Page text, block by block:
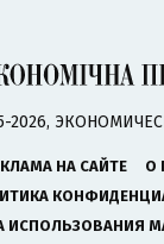
2026,
НА САЙТЕ
О
ИСПОЛЬЗОВАНИЯ